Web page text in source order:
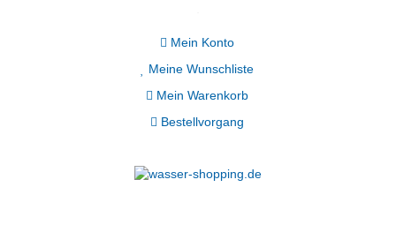
Mein Konto
Meine Wunschliste
Mein Warenkorb
Bestellvorgang